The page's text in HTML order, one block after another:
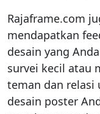
Rajaframe.com
mendapatkan
desain yang
survei kecil atau
teman dan relasi
desain poster